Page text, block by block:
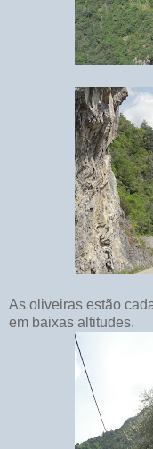
As oliveiras estão
em baixas altitudes.